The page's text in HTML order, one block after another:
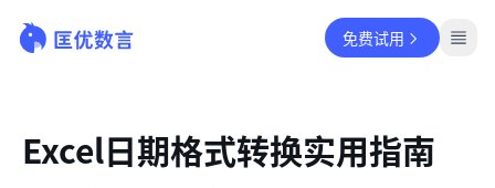
免费试用
Excel日期格式转换实用指南